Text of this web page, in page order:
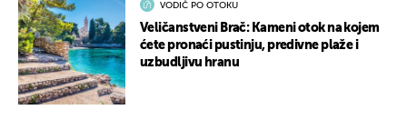
VODIČ PO OTOKU
Veličanstveni Brač: Kameni otok na kojem
ćete pronaći pustinju, predivne plaže i
uzbudljivu hranu